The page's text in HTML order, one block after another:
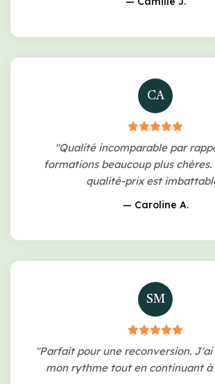
CA
"Qualité incomparable par
formations beaucoup plus
qualité-prix est
— Caroline A.
SM
"Parfait pour une reconversion.
mon rythme tout en continuant à